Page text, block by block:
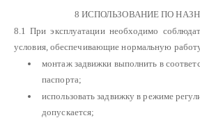
8 ИСПОЛЬЗОВАНИЕ ПО
8.1 При эксплуатации необходимо
условия, обеспечивающие нормальную
монтаж задвижки выполнить в
паспорта;
использовать задвижку в режиме
допускается;